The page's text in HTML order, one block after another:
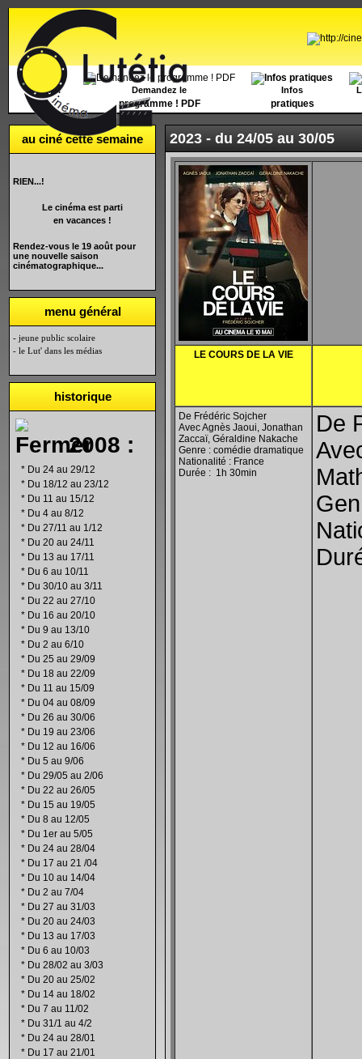
Accueil Demandez le
programme ! PDF
Infos
pratiques
au ciné cette semaine
RIEN...!
Le cinéma est parti
en vacances !
Rendez-vous le 19 août pour
une nouvelle saison
cinématographique...
menu général
- jeune public scolaire
- le Lut' dans les médias
historique
2008 :
* Du 24 au 29/12
* Du 18/12 au 23/12
* Du 11 au 15/12
* Du 4 au 8/12
* Du 27/11 au 1/12
* Du 20 au 24/11
* Du 13 au 17/11
* Du 6 au 10/11
* Du 30/10 au 3/11
* Du 22 au 27/10
* Du 16 au 20/10
* Du 9 au 13/10
* Du 2 au 6/10
* Du 25 au 29/09
* Du 18 au 22/09
* Du 11 au 15/09
* Du 04 au 08/09
* Du 26 au 30/06
* Du 19 au 23/06
* Du 12 au 16/06
* Du 5 au 9/06
* Du 29/05 au 2/06
* Du 22 au 26/05
* Du 15 au 19/05
* Du 8 au 12/05
* Du 1er au 5/05
* Du 24 au 28/04
* Du 17 au 21 /04
* Du 10 au 14/04
* Du 2 au 7/04
* Du 27 au 31/03
* Du 20 au 24/03
* Du 13 au 17/03
* Du 6 au 10/03
* Du 28/02 au 3/03
* Du 20 au 25/02
* Du 14 au 18/02
* Du 7 au 11/02
* Du 31/1 au 4/2
* Du 24 au 28/01
* Du 17 au 21/01
2023 - du 24/05 au 30/05
LE COURS DE LA VIE
De Frédéric Sojcher
Avec Agnès Jaoui, Jonathan
Zaccaï, Géraldine Nakache
Genre : comédie dramatique
Nationalité : France
Durée : 1h 30min
De